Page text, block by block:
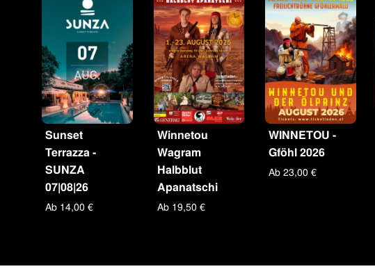
Sunset
Terrazza -
SUNZA
07|08|26
Ab 14,00 €
Winnetou
Wagram
Halbblut
Apanatschi
Ab 19,50 €
WINNETOU -
Gföhl 2026
Ab 23,00 €